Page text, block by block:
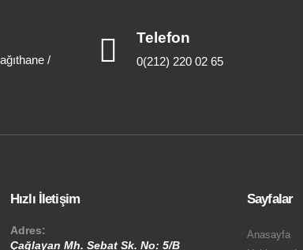
/
Telefon
0(212) 220 02 65
Hızlı İletişim
Adres:
Çağlayan Mh. Sebat Sk. No: 5/B
Sayfalar
Anasayfa